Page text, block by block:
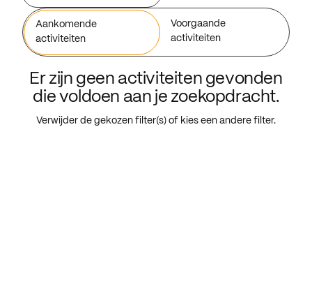
Aankomende
activiteiten
Voorgaande
activiteiten
Er zijn geen activiteiten gevonden
die voldoen aan je zoekopdracht.
Verwijder de gekozen filter(s) of kies een andere filter.